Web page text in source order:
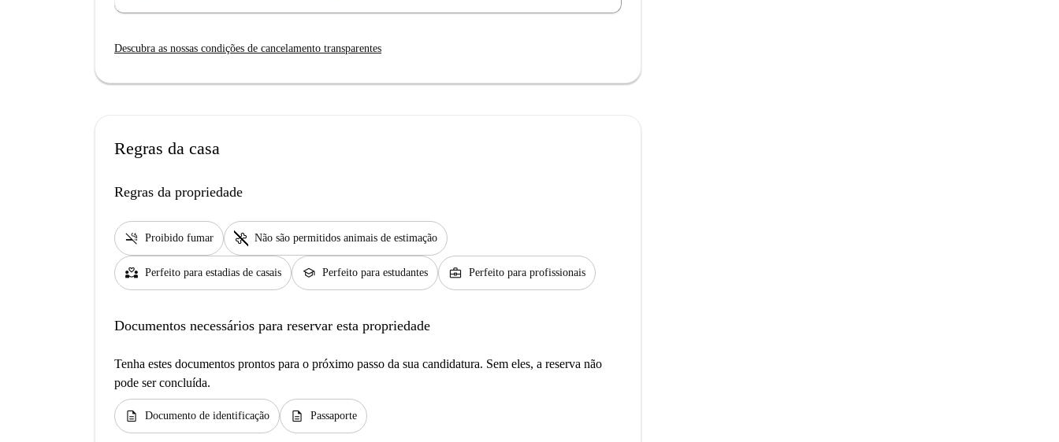
Descubra as nossas condições de cancelamento transparentes
Regras da casa
Regras da propriedade
smoke_free Proibido fumar pet_supplies Não são permitidos animais de estimação
partner_heart Perfeito para estadias de casais school Perfeito para estudantes business_center Perfeito para profissionais
Documentos necessários para reservar esta propriedade
Tenha estes documentos prontos para o próximo passo da sua candidatura. Sem eles, a reserva não
pode ser concluída.
description Documento de identificação description Passaporte